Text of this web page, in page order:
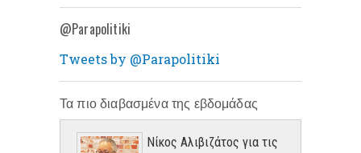
@Parapolitiki
Tweets by @Parapolitiki
Τα πιο διαβασμένα της εβδομάδας
Νίκος Αλιβιζάτος για τις